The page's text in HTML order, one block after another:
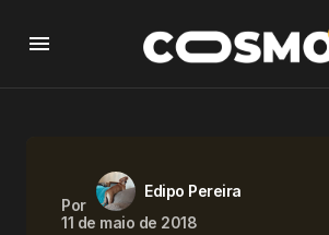
Por
Edipo Pereira
11 de maio de 2018